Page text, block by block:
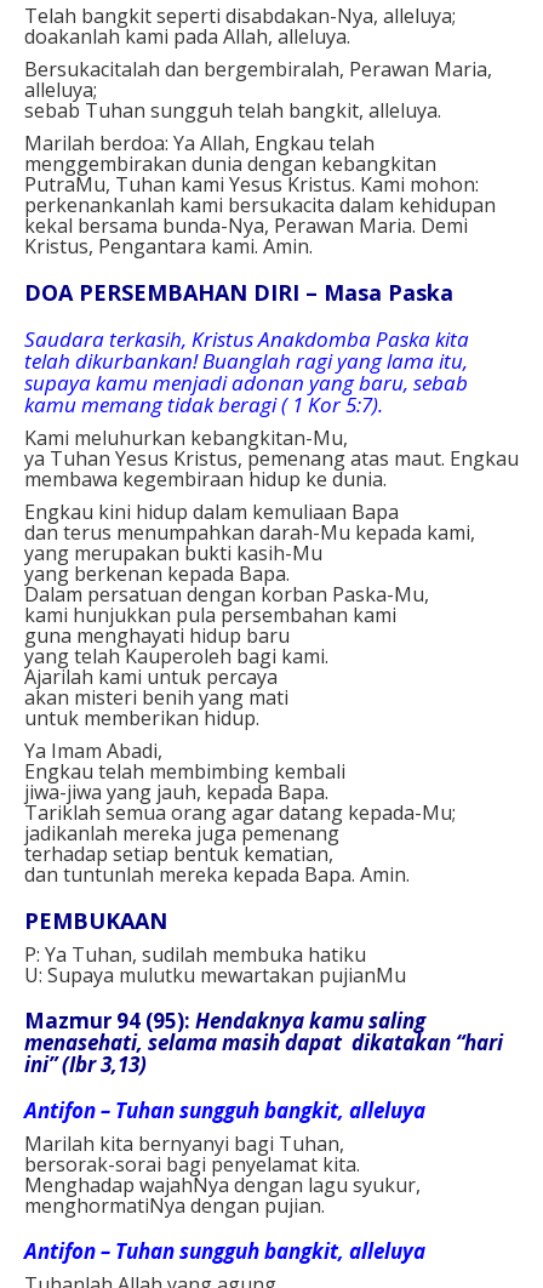
Telah bangkit seperti disabdakan-Nya, alleluya;
doakanlah kami pada Allah, alleluya.
Bersukacitalah dan bergembiralah, Perawan Maria,
alleluya;
sebab Tuhan sungguh telah bangkit, alleluya.
Marilah berdoa: Ya Allah, Engkau telah
menggembirakan dunia dengan kebangkitan
PutraMu, Tuhan kami Yesus Kristus. Kami mohon:
perkenankanlah kami bersukacita dalam kehidupan
kekal bersama bunda-Nya, Perawan Maria. Demi
Kristus, Pengantara kami. Amin.
DOA PERSEMBAHAN DIRI – Masa Paska
Saudara terkasih, Kristus Anakdomba Paska kita
telah dikurbankan! Buanglah ragi yang lama itu,
supaya kamu menjadi adonan yang baru, sebab
kamu memang tidak beragi ( 1 Kor 5:7).
Kami meluhurkan kebangkitan-Mu,
ya Tuhan Yesus Kristus, pemenang atas maut. Engkau
membawa kegembiraan hidup ke dunia.
Engkau kini hidup dalam kemuliaan Bapa
dan terus menumpahkan darah-Mu kepada kami,
yang merupakan bukti kasih-Mu
yang berkenan kepada Bapa.
Dalam persatuan dengan korban Paska-Mu,
kami hunjukkan pula persembahan kami
guna menghayati hidup baru
yang telah Kauperoleh bagi kami.
Ajarilah kami untuk percaya
akan misteri benih yang mati
untuk memberikan hidup.
Ya Imam Abadi,
Engkau telah membimbing kembali
jiwa-jiwa yang jauh, kepada Bapa.
Tariklah semua orang agar datang kepada-Mu;
jadikanlah mereka juga pemenang
terhadap setiap bentuk kematian,
dan tuntunlah mereka kepada Bapa. Amin.
PEMBUKAAN
P: Ya Tuhan, sudilah membuka hatiku
U: Supaya mulutku mewartakan pujianMu
Mazmur 94 (95): Hendaknya kamu saling
menasehati, selama masih dapat dikatakan “hari
ini” (Ibr 3,13)
Antifon – Tuhan sungguh bangkit, alleluya
Marilah kita bernyanyi bagi Tuhan,
bersorak-sorai bagi penyelamat kita.
Menghadap wajahNya dengan lagu syukur,
menghormatiNya dengan pujian.
Antifon – Tuhan sungguh bangkit, alleluya